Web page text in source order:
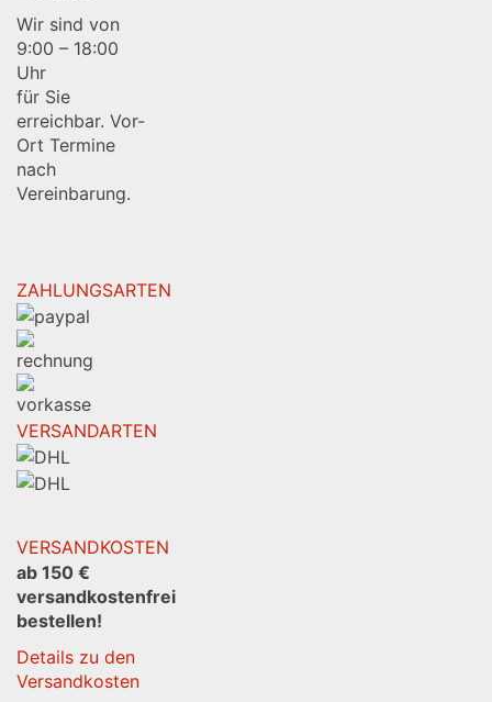
Wir sind von
9:00 – 18:00
Uhr
für Sie
erreichbar. Vor-
Ort Termine
nach
Vereinbarung.
ZAHLUNGSARTEN
VERSANDARTEN
VERSANDKOSTEN
ab 150 €
versandkostenfrei
bestellen!
Details zu den
Versandkosten